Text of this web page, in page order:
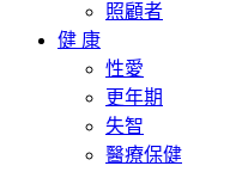
照顧者
健 康
性愛
更年期
失智
醫療保健